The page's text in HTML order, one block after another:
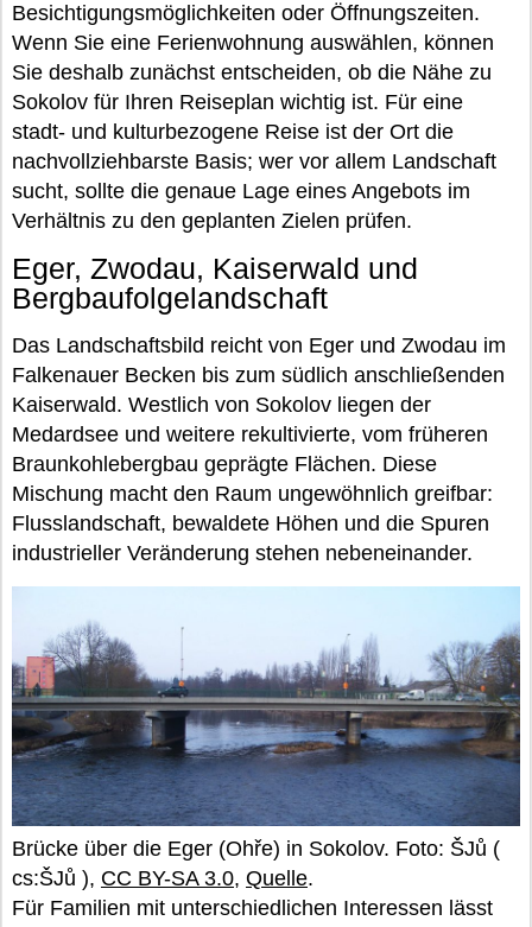
Besichtigungsmöglichkeiten oder Öffnungszeiten.
Wenn Sie eine Ferienwohnung auswählen, können
Sie deshalb zunächst entscheiden, ob die Nähe zu
Sokolov für Ihren Reiseplan wichtig ist. Für eine
stadt- und kulturbezogene Reise ist der Ort die
nachvollziehbarste Basis; wer vor allem Landschaft
sucht, sollte die genaue Lage eines Angebots im
Verhältnis zu den geplanten Zielen prüfen.
Eger, Zwodau, Kaiserwald und
Bergbaufolgelandschaft
Das Landschaftsbild reicht von Eger und Zwodau im
Falkenauer Becken bis zum südlich anschließenden
Kaiserwald. Westlich von Sokolov liegen der
Medardsee und weitere rekultivierte, vom früheren
Braunkohlebergbau geprägte Flächen. Diese
Mischung macht den Raum ungewöhnlich greifbar:
Flusslandschaft, bewaldete Höhen und die Spuren
industrieller Veränderung stehen nebeneinander.
Brücke über die Eger (Ohře) in Sokolov. Foto: ŠJů (
cs:ŠJů ), CC BY-SA 3.0, Quelle.
Für Familien mit unterschiedlichen Interessen lässt